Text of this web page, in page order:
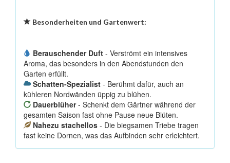
Besonderheiten und Gartenwert:
Berauschender Duft - Verströmt ein intensives
Aroma, das besonders in den Abendstunden den
Garten erfüllt.
Schatten-Spezialist - Berühmt dafür, auch an
kühleren Nordwänden üppig zu blühen.
Dauerblüher- Schenkt dem Gärtner während der
gesamten Saison fast ohne Pause neue Blüten.
Nahezu stachellos - Die biegsamen Triebe tragen
fast keine Dornen, was das Aufbinden sehr erleichtert.